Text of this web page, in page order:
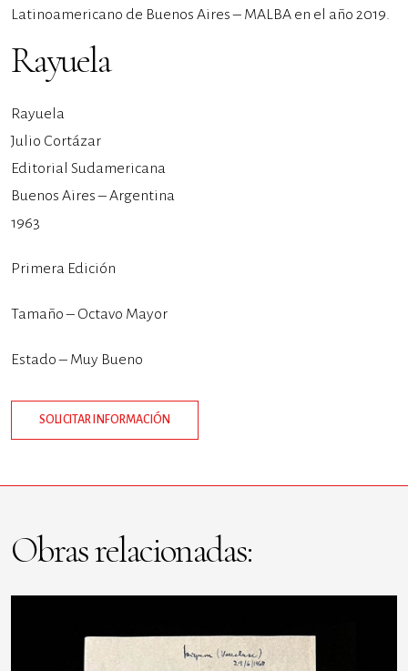
Latinoamericano de Buenos Aires – MALBA en el año 2019.
Rayuela
Rayuela
Julio Cortázar
Editorial Sudamericana
Buenos Aires – Argentina
1963
Primera Edición
Tamaño – Octavo Mayor
Estado – Muy Bueno
SOLICITAR INFORMACIÓN
Obras relacionadas: